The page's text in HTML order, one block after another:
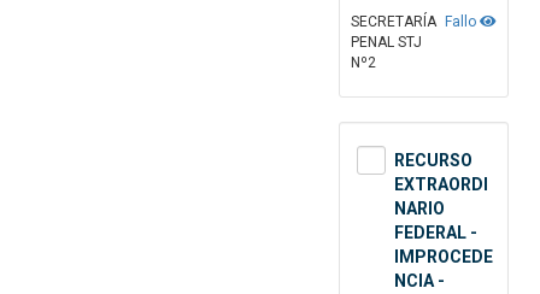
Fallo
SECRETARÍA
PENAL STJ
Nº2
RECURSO
EXTRAORDI
NARIO
FEDERAL -
IMPROCEDE
NCIA -